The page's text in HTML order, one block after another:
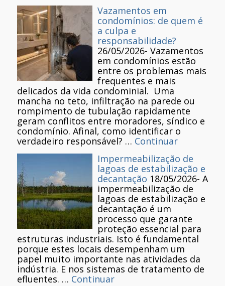
Vazamentos em
condomínios: de quem é
a culpa e
responsabilidade?
26/05/2026- Vazamentos
em condomínios estão
entre os problemas mais
frequentes e mais
delicados da vida condominial. Uma
mancha no teto, infiltração na parede ou
rompimento de tubulação rapidamente
geram conflitos entre moradores, síndico e
condomínio. Afinal, como identificar o
verdadeiro responsável? … Continuar
Impermeabilização de
lagoas de estabilização e
decantação 18/05/2026- A
impermeabilização de
lagoas de estabilização e
decantação é um
processo que garante
proteção essencial para
estruturas industriais. Isto é fundamental
porque estes locais desempenham um
papel muito importante nas atividades da
indústria. E nos sistemas de tratamento de
efluentes. … Continuar